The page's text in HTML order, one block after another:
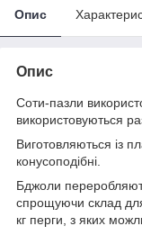
Опис
Опис
Соти-пазли
використовуються
Виготовляються із
конусоподібні.
Бджоли
спрощуючи склад
кг перги, з яких